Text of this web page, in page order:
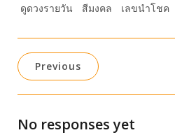
ดูดวงรายวัน
สีมงคล เลขนำโชค
Previous
No responses yet